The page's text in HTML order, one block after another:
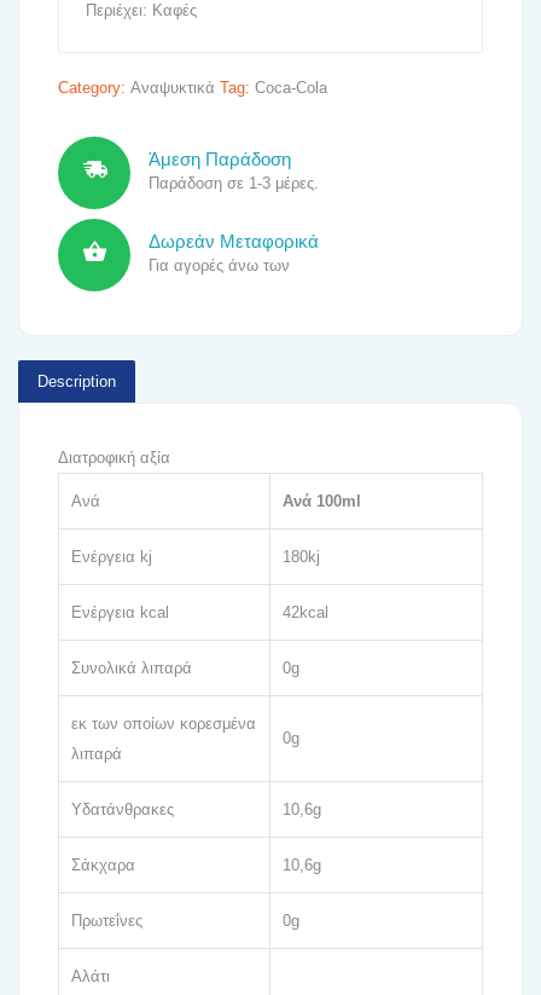
Περιέχει: Καφές
Category: Αναψυκτικά Tag: Coca-Cola
Άμεση Παράδοση
Παράδοση σε 1-3 μέρες.
Δωρεάν Μεταφορικά
Για αγορές άνω των
Description
Διατροφική αξία
Ανά Ανά 100ml
Ενέργεια kj 180kj
Ενέργεια kcal 42kcal
Συνολικά λιπαρά 0g
εκ των οποίων κορεσμένα
λιπαρά
0g
Υδατάνθρακες 10,6g
Σάκχαρα 10,6g
Πρωτεΐνες 0g
Αλάτι